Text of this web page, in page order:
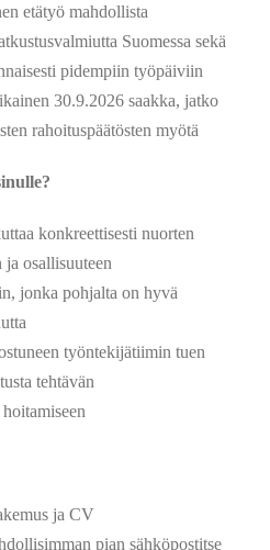
etätyö mahdollista
Suomessa sekä
pidempiin työpäiviin
30.9.2026 saakka, jatko
rahoituspäätösten myötä
konkreettisesti nuorten
ja osallisuuteen
jonka pohjalta on hyvä
työntekijätiimin tuen
tehtävän
ja CV
pian sähköpostitse